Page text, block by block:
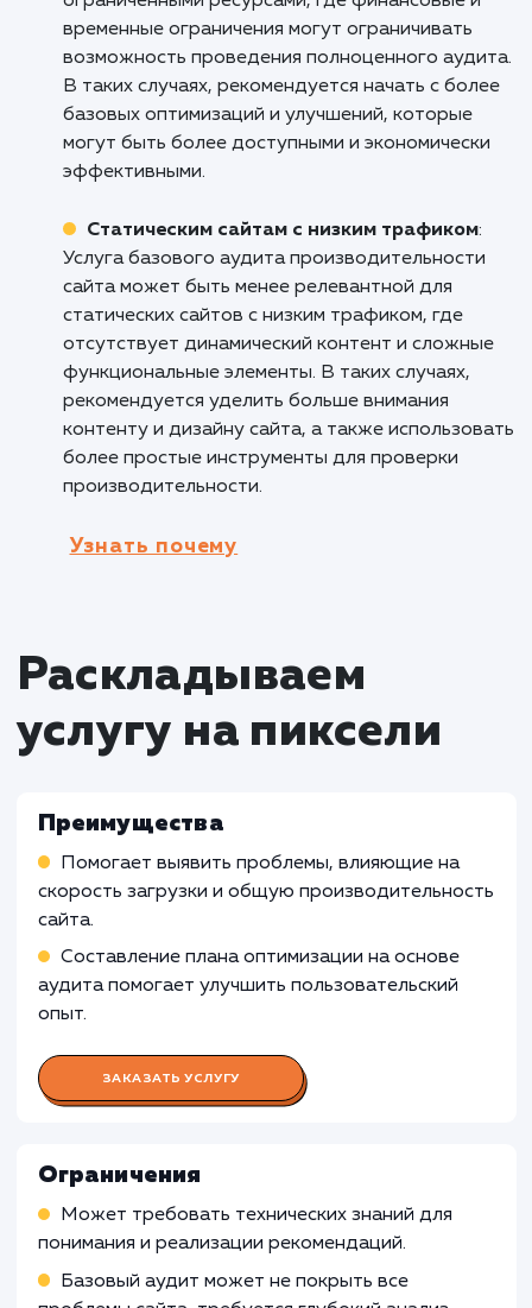
и увеличивая конверсии.
Корпоративным сайтам и
Услуга базового аудита
сайта полезна для корпоративных сайтов и
предприятий, которые представляют свою
проблемы, которые могут влиять на
работоспособность сайта, такие как
неправильная конфигурация сервера или
перегруженные ресурсы. Аудит позволяет
оптимизировать сайт, обеспечивая
работу и улучшение общей
производительности.
Кому не подходит данный
Малому бизнесу с ограниченными
ограниченными ресурсами, где финансовые
возможность проведения полноценного
могут быть более доступными и
эффективными.
Услуга базового аудита
сайта может быть менее релевантной для
отсутствует динамический контент и
функциональные элементы. В таких случаях,
более простые инструменты для проверки
производительности.
Узнать почему